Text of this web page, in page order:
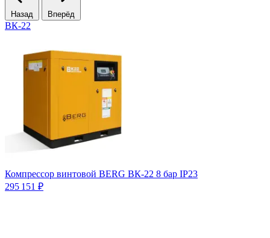
Назад Вперёд
ВК-22
Компрессор винтовой BERG ВК-22 8 бар IP23
295 151 ₽